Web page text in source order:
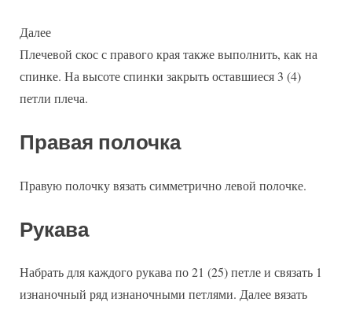
Далее
Плечевой скос с правого края также выполнить, как на
спинке. На высоте спинки закрыть оставшиеся 3 (4)
петли плеча.
Правая полочка
Правую полочку вязать симметрично левой полочке.
Рукава
Набрать для каждого рукава по 21 (25) петле и связать 1
изнаночный ряд изнаночными петлями. Далее вязать